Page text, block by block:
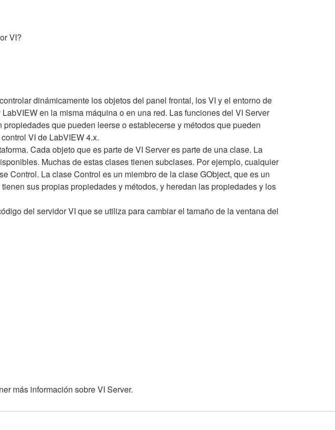
VI?
dinámicamente los objetos del panel frontal, los VI y el entorno de
en la misma máquina o en una red. Las funciones del VI Server
propiedades que pueden leerse o establecerse y métodos que pueden
VI de LabVIEW 4.x.
Cada objeto que es parte de VI Server es parte de una clase. La
Muchas de estas clases tienen subclases. Por ejemplo, cualquier
Control. La clase Control es un miembro de la clase GObject, que es un
sus propias propiedades y métodos, y heredan las propiedades y los
del servidor VI que se utiliza para cambiar el tamaño de la ventana del
más información sobre VI Server.